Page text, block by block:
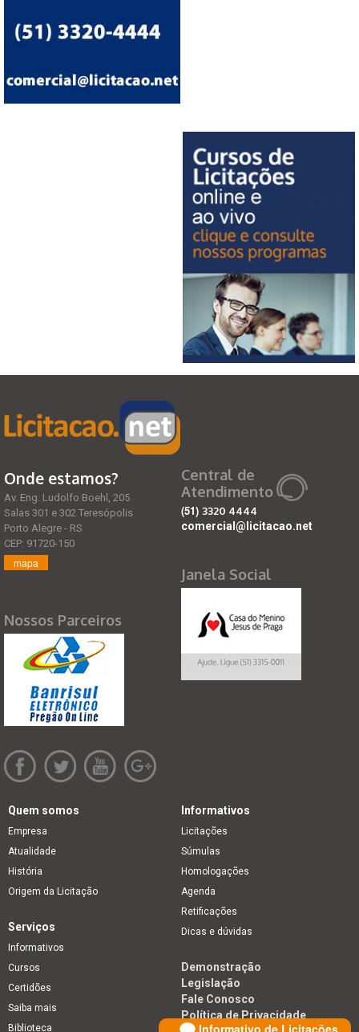
Informativo de Licitações
Onde estamos?
Av. Eng. Ludolfo Boehl, 205
Salas 301 e 302 Teresópolis
Porto Alegre - RS
CEP: 91720-150
mapa
Nossos Parceiros
Central de
Atendimento
(51) 3320 4444
comercial@licitacao.net
Janela Social
Quem somos
Empresa
Atualidade
História
Origem da Licitação
Informativos
Licitações
Súmulas
Homologações
Agenda
Retificações
Dicas e dúvidas
Serviços
Informativos
Cursos
Certidões
Saiba mais
Biblioteca
Demonstração
Legislação
Fale Conosco
Política de Privacidade